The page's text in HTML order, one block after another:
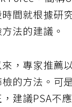
間就根據研
法的建議。
，專家推薦
的方法。可
建議PSA不